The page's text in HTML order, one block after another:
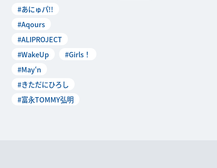
#あにゅパ!!
#Aqours
#ALIPROJECT
#WakeUp
#Girls！
#May‘n
#きただにひろし
#富永TOMMY弘明